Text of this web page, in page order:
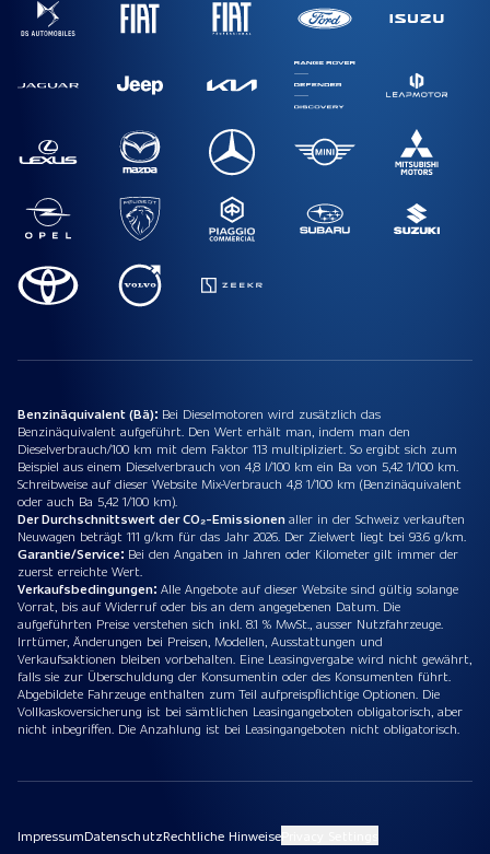
Benzinäquivalent (Bä): Bei Dieselmotoren wird zusätzlich das
Benzinäquivalent aufgeführt. Den Wert erhält man, indem man den
Dieselverbrauch/100 km mit dem Faktor 113 multipliziert. So ergibt sich zum
Beispiel aus einem Dieselverbrauch von 4,8 l/100 km ein Ba von 5,42 1/100 km.
Schreibweise auf dieser Website Mix-Verbrauch 4,8 1/100 km (Benzinäquivalent
oder auch Ba 5,42 1/100 km).
Der Durchschnittswert der CO₂-Emissionenaller in der Schweiz verkauften
Neuwagen beträgt 111 g/km für das Jahr 2026. Der Zielwert liegt bei 93.6 g/km.
Garantie/Service: Bei den Angaben in Jahren oder Kilometer gilt immer der
zuerst erreichte Wert.
Verkaufsbedingungen: Alle Angebote auf dieser Website sind gültig solange
Vorrat, bis auf Widerruf oder bis an dem angegebenen Datum. Die
aufgeführten Preise verstehen sich inkl. 8.1 % MwSt., ausser Nutzfahrzeuge.
Irrtümer, Änderungen bei Preisen, Modellen, Ausstattungen und
Verkaufsaktionen bleiben vorbehalten. Eine Leasingvergabe wird nicht gewährt,
falls sie zur Überschuldung der Konsumentin oder des Konsumenten führt.
Abgebildete Fahrzeuge enthalten zum Teil aufpreispflichtige Optionen. Die
Vollkaskoversicherung ist bei sämtlichen Leasingangeboten obligatorisch, aber
nicht inbegriffen. Die Anzahlung ist bei Leasingangeboten nicht obligatorisch.
ImpressumDatenschutzRechtliche Hinweise